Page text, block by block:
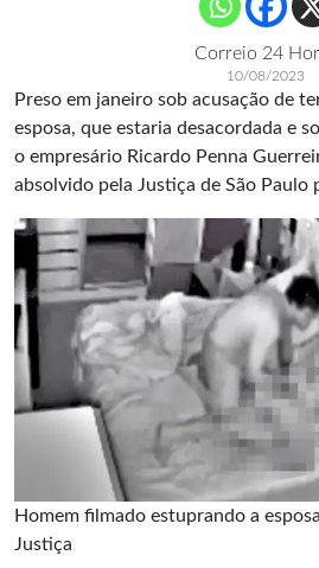
Correio 24
10/08/2023
Preso em janeiro sob acusação de
esposa, que estaria desacordada e
o empresário Ricardo Penna
absolvido pela Justiça de São Paulo
Homem filmado estuprando a
Justiça